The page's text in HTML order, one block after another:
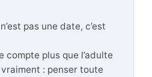
pas une date, c’est
compte plus que l’adulte
: penser toute